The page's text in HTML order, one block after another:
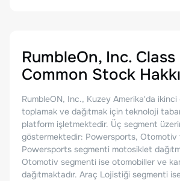
RumbleOn, Inc. Class
Common Stock
RumbleON, Inc., Kuzey Amerika'da ikinci
toplamak ve dağıtmak için teknoloji
platform işletmektedir. Üç segment
göstermektedir: Powersports, Otomotiv
Powersports segmenti motosiklet
Otomotiv segmenti ise otomobiller ve
dağıtmaktadır. Araç Lojistiği segmenti